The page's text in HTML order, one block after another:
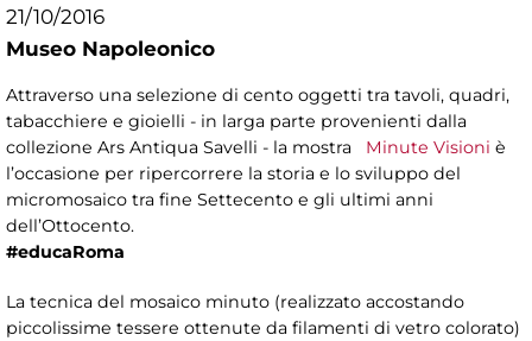
21/10/2016
Museo Napoleonico
Attraverso una selezione di cento oggetti tra tavoli, quadri,
tabacchiere e gioielli - in larga parte provenienti dalla
collezione Ars Antiqua Savelli - la mostra Minute Visioni è
l’occasione per ripercorrere la storia e lo sviluppo del
micromosaico tra fine Settecento e gli ultimi anni
dell’Ottocento.
#educaRoma
La tecnica del mosaico minuto (realizzato accostando
piccolissime tessere ottenute da filamenti di vetro colorato)